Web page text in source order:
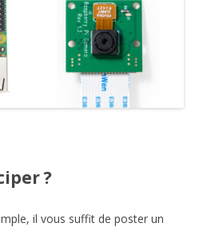
?
il vous suffit de poster un